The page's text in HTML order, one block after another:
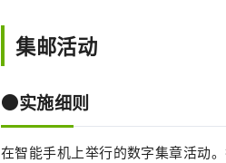
集邮活动
●实施细则
在智能手机上举行的数字集章活动